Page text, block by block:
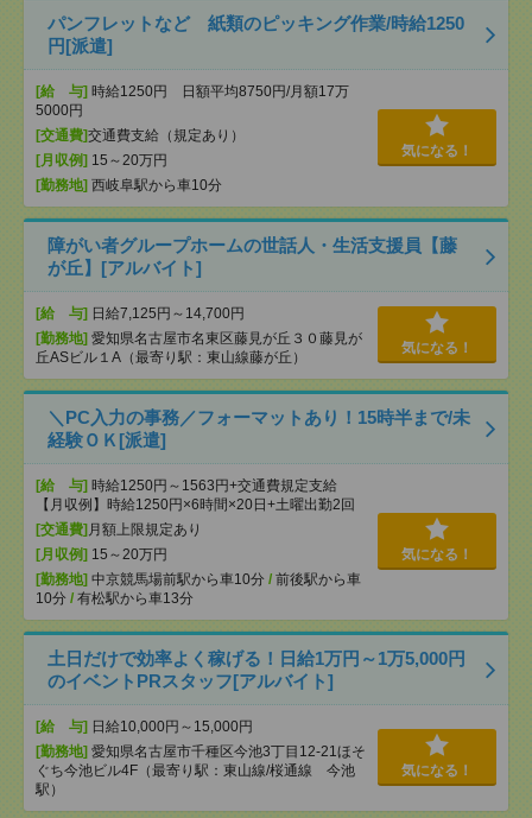
パンフレットなど 紙類のピッキング作業/時給1250
円[派遣]
[給 与] 時給1250円 日額平均8750円/月額17万
5000円
[交通費]交通費支給（規定あり）
[月収例] 15～20万円
[勤務地] 西岐阜駅から車10分
気になる！
障がい者グループホームの世話人・生活支援員【藤
が丘】[アルバイト]
[給 与] 日給7,125円～14,700円
[勤務地] 愛知県名古屋市名東区藤見が丘３０藤見が
丘ASビル１A（最寄り駅：東山線藤が丘）
気になる！
＼PC入力の事務／フォーマットあり！15時半まで/未
経験ＯＫ[派遣]
[給 与] 時給1250円～1563円+交通費規定支給
【月収例】時給1250円×6時間×20日+土曜出勤2回
[交通費] 月額上限規定あり
[月収例] 15～20万円
[勤務地] 中京競馬場前駅から車10分 / 前後駅から車
10分 / 有松駅から車13分
気になる！
土日だけで効率よく稼げる！日給1万円～1万5,000円
のイベントPRスタッフ[アルバイト]
[給 与] 日給10,000円～15,000円
[勤務地] 愛知県名古屋市千種区今池3丁目12-21ほそ
ぐち今池ビル4F（最寄り駅：東山線/桜通線 今池
駅）
気になる！